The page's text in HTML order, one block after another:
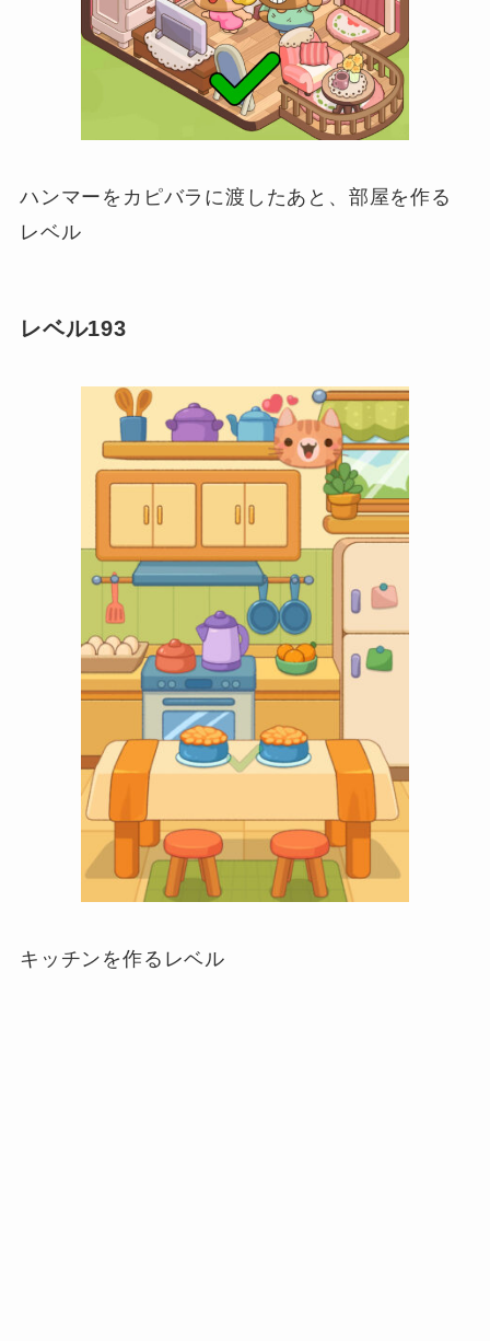
ハンマーをカピバラに渡したあと、部屋を作る
レベル
レベル193
キッチンを作るレベル